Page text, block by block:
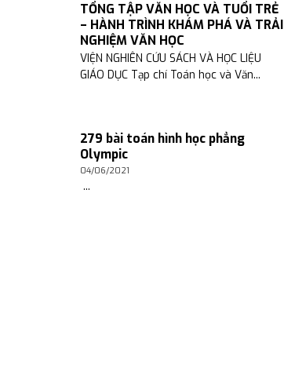
TỔNG TẬP VĂN HỌC VÀ TUỔI TRẺ
– HÀNH TRÌNH KHÁM PHÁ VÀ TRẢI
NGHIỆM VĂN HỌC
VIỆN NGHIÊN CỨU SÁCH VÀ HỌC LIỆU
GIÁO DỤC Tạp chí Toán học và Văn...
279 bài toán hình học phẳng
Olympic
04/06/2021
...